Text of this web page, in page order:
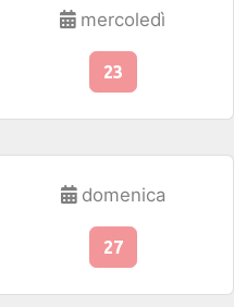
mercoledì
23
domenica
27